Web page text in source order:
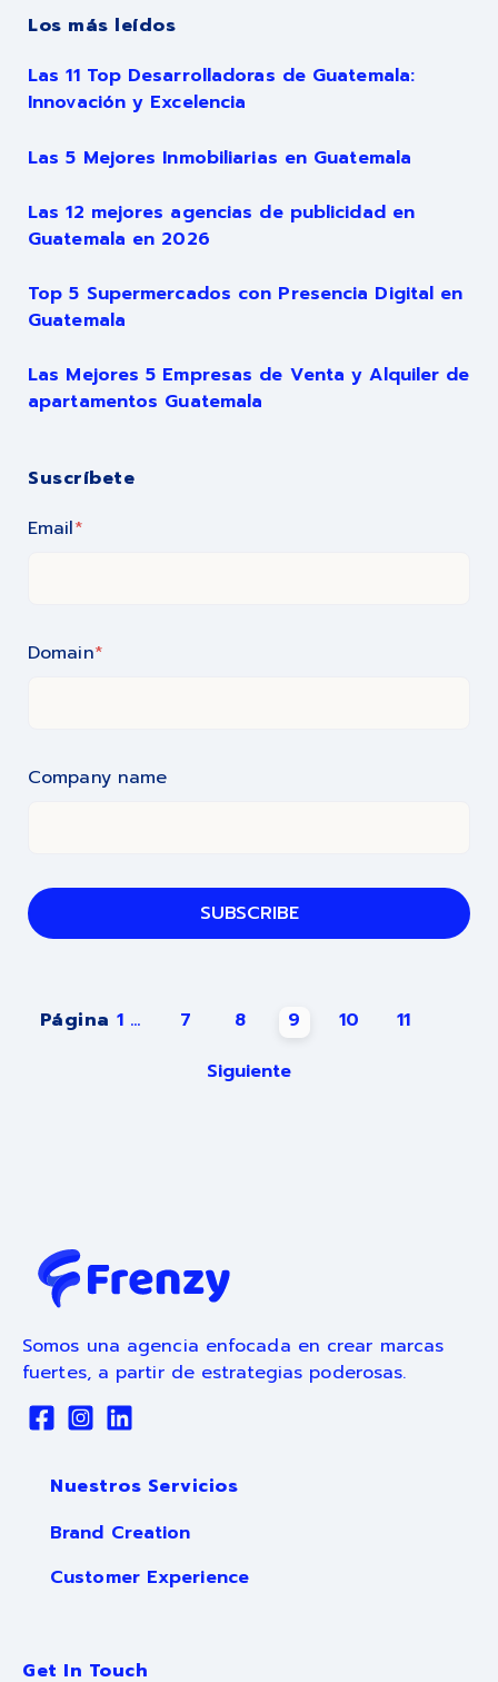
Los más leídos
Las 11 Top Desarrolladoras de Guatemala:
Innovación y Excelencia
Las 5 Mejores Inmobiliarias en Guatemala
Las 12 mejores agencias de publicidad en
Guatemala en 2026
Top 5 Supermercados con Presencia Digital en
Guatemala
Las Mejores 5 Empresas de Venta y Alquiler de
apartamentos Guatemala
Suscríbete
Email*
Domain*
Company name
Página 1 ... 7 8 9 10
11
Siguiente
Somos una agencia enfocada en crear marcas
fuertes, a partir de estrategias poderosas.
Nuestros Servicios
Brand Creation
Customer Experience
Get In Touch